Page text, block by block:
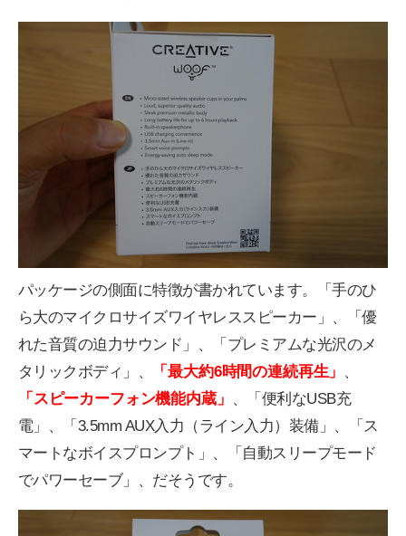
パッケージの側面に特徴が書かれています。「手のひ
ら大のマイクロサイズワイヤレススピーカー」、「優
れた音質の迫力サウンド」、「プレミアムな光沢のメ
タリックボディ」、
「最大約6時間の連続再生」 、
「スピーカーフォン機能内蔵」 、「便利なUSB充
電」、「3.5mm AUX入力（ライン入力）装備」、「ス
マートなボイスプロンプト」、「自動スリープモード
でパワーセーブ」、だそうです。